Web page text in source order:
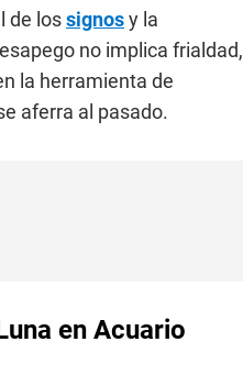
de lossignosy la
no implica frialdad,
la herramienta de
aferra al pasado.
en Acuario